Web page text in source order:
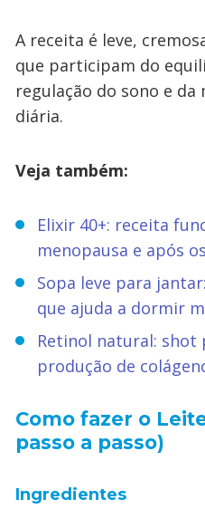
A receita é leve,
que participam do
regulação do sono e
diária.
Veja também:
Elixir 40+: receita
menopausa e após
Sopa leve para
que ajuda a dormir
Retinol natural: shot
produção de
Como fazer o
passo a passo)
Ingredientes